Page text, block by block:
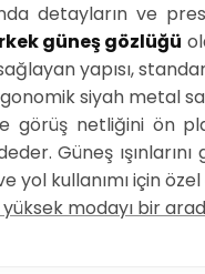
detayların ve
güneş gözlüğü
yapısı,
siyah metal
ve görüş netliğini ön
Güneş
yol kullanımı için
modayı bir